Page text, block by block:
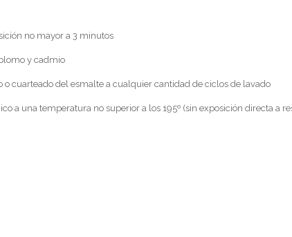
no mayor a 3 minutos
y cadmio
o cuarteado del esmalte a cualquier cantidad de ciclos de lavado
a una temperatura no superior a los 195º (sin exposición directa a